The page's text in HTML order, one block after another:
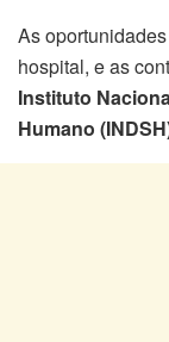
As
hospital, e as
Instituto
Humano